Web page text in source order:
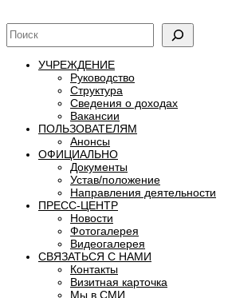
УЧРЕЖДЕНИЕ
Руководство
Структура
Сведения о доходах
Вакансии
ПОЛЬЗОВАТЕЛЯМ
Анонсы
ОФИЦИАЛЬНО
Документы
Устав/положение
Направления деятельности
ПРЕСС-ЦЕНТР
Новости
Фотогалерея
Видеогалерея
СВЯЗАТЬСЯ С НАМИ
Контакты
Визитная карточка
Мы в СМИ